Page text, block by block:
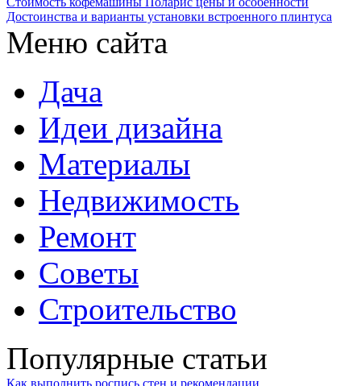
Достоинства и варианты установки встроенного плинтуса
Меню сайта
Дача
Идеи дизайна
Материалы
Недвижимость
Ремонт
Советы
Строительство
Популярные статьи
Как выполнить роспись стен и рекомендации